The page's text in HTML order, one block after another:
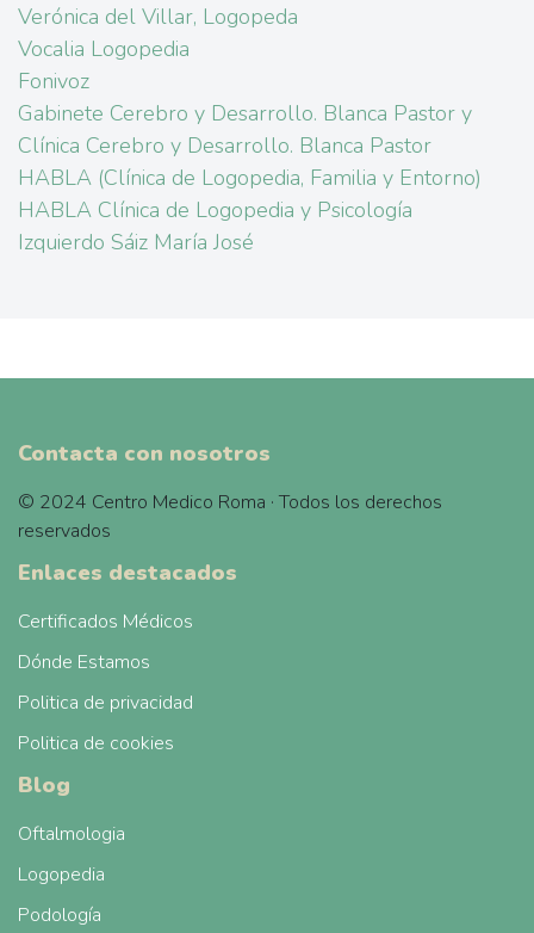
Verónica del Villar, Logopeda
Vocalia Logopedia
Fonivoz
Gabinete Cerebro y Desarrollo. Blanca Pastor y
Clínica Cerebro y Desarrollo. Blanca Pastor
HABLA (Clínica de Logopedia, Familia y Entorno)
HABLA Clínica de Logopedia y Psicología
Izquierdo Sáiz María José
Contacta con nosotros
© 2024 Centro Medico Roma · Todos los derechos
reservados
Enlaces destacados
Certificados Médicos
Dónde Estamos
Politica de privacidad
Politica de cookies
Blog
Oftalmologia
Logopedia
Podología